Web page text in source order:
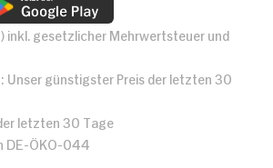
inkl. gesetzlicher Mehrwertsteuer und
Unser günstigster Preis der letzten 30
letzten 30 Tage
DE-ÖKO-044